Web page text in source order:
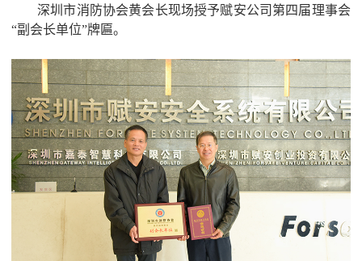
深圳市消防协会黄会长现场授予赋安公司第四届理事会
“副会长单位”牌匾。